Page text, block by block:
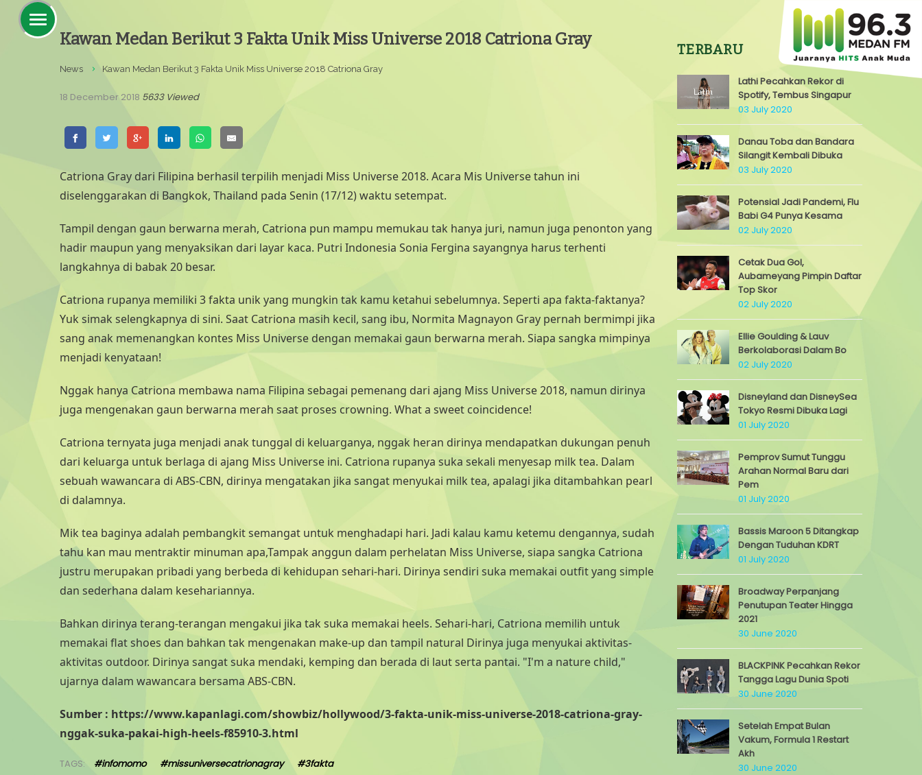
Kawan Medan Berikut 3 Fakta Unik Miss Universe 2018 Catriona Gray
News Kawan Medan Berikut 3 Fakta Unik Miss Universe 2018 Catriona Gray
18 December 2018 5633 Viewed
Catriona Gray dari Filipina berhasil terpilih menjadi Miss Universe 2018. Acara Mis Universe tahun ini
diselenggarakan di Bangkok, Thailand pada Senin (17/12) waktu setempat.
Tampil dengan gaun berwarna merah, Catriona pun mampu memukau tak hanya juri, namun juga penonton yang
hadir maupun yang menyaksikan dari layar kaca. Putri Indonesia Sonia Fergina sayangnya harus terhenti
langkahnya di babak 20 besar.
Catriona rupanya memiliki 3 fakta unik yang mungkin tak kamu ketahui sebelumnya. Seperti apa fakta-faktanya?
Yuk simak selengkapnya di sini. Saat Catriona masih kecil, sang ibu, Normita Magnayon Gray pernah bermimpi jika
sang anak memenangkan kontes Miss Universe dengan memakai gaun berwarna merah. Siapa sangka mimpinya
menjadi kenyataan!
Nggak hanya Catriona membawa nama Filipina sebagai pemenang dari ajang Miss Universe 2018, namun dirinya
juga mengenakan gaun berwarna merah saat proses crowning. What a sweet coincidence!
Catriona ternyata juga menjadi anak tunggal di keluarganya, nggak heran dirinya mendapatkan dukungan penuh
dari keluarga untuk berlaga di ajang Miss Universe ini. Catriona rupanya suka sekali menyesap milk tea. Dalam
sebuah wawancara di ABS-CBN, dirinya mengatakan jika sangat menyukai milk tea, apalagi jika ditambahkan pearl
di dalamnya.
Mik tea baginya adalah pembangkit semangat untuk menghadapi hari. Jadi kalau kamu ketemu dengannya, sudah
tahu kan mau mentraktir minuman apa,Tampak anggun dalam perhelatan Miss Universe, siapa sangka Catriona
justru merupakan pribadi yang berbeda di kehidupan sehari-hari. Dirinya sendiri suka memakai outfit yang simple
dan sederhana dalam kesehariannya.
Bahkan dirinya terang-terangan mengakui jika tak suka memakai heels. Sehari-hari, Catriona memilih untuk
memakai flat shoes dan bahkan tak mengenakan make-up dan tampil natural Dirinya juga menyukai aktivitas-
aktivitas outdoor. Dirinya sangat suka mendaki, kemping dan berada di laut serta pantai. "I'm a nature child,"
ujarnya dalam wawancara bersama ABS-CBN.
Sumber : https://www.kapanlagi.com/showbiz/hollywood/3-fakta-unik-miss-universe-2018-catriona-gray-
nggak-suka-pakai-high-heels-f85910-3.html
TAGS: #infomomo #missuniversecatrionagray #3fakta
TERBARU
Lathi Pecahkan Rekor di
Spotify, Tembus Singapur
03 July 2020
Danau Toba dan Bandara
Silangit Kembali Dibuka
03 July 2020
Potensial Jadi Pandemi, Flu
Babi G4 Punya Kesama
02 July 2020
Cetak Dua Gol,
Aubameyang Pimpin Daftar
Top Skor
02 July 2020
Ellie Goulding & Lauv
Berkolaborasi Dalam Bo
02 July 2020
Disneyland dan DisneySea
Tokyo Resmi Dibuka Lagi
01 July 2020
Pemprov Sumut Tunggu
Arahan Normal Baru dari
Pem
01 July 2020
Bassis Maroon 5 Ditangkap
Dengan Tuduhan KDRT
01 July 2020
Broadway Perpanjang
Penutupan Teater Hingga
2021
30 June 2020
BLACKPINK Pecahkan Rekor
Tangga Lagu Dunia Spoti
30 June 2020
Setelah Empat Bulan
Vakum, Formula 1 Restart
Akh
30 June 2020